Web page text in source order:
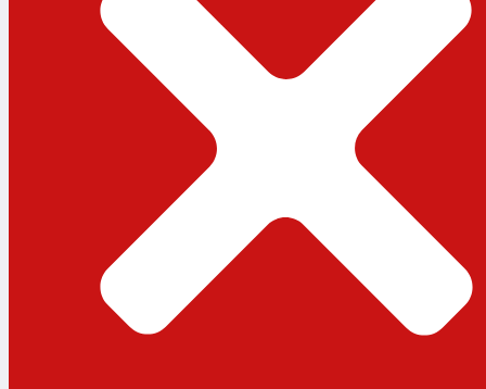
লাইফস্টাইল
সোশ্যাল মিডিয়া
বিজ্ঞান ও প্রযুক্তি
বিশেষ প্রতিবেদন
শেয়ার বাজার
বিচিত্র সংবাদ
সাক্ষাৎকার
সড়ক দুর্ঘটনা
অপরাধ